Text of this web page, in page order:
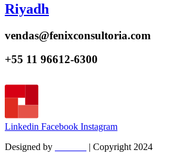
Riyadh
vendas@fenixconsultoria.com
+55 11 96612-6300
Linkedin Facebook Instagram
Designed by
| Copyright 2024